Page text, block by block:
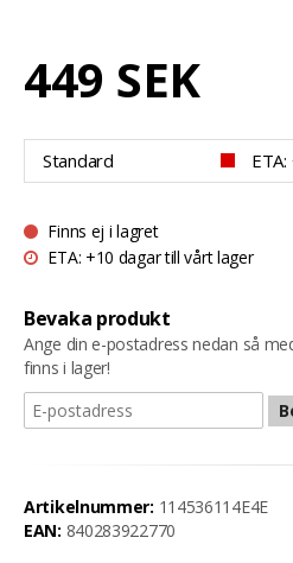
449 SEK
Standard
Finns ej i lagret
ETA: +10 dagar till vårt lager
Bevaka produkt
Ange din e-postadress nedan så
finns i lager!
Artikelnummer: 114536114E4E
EAN: 840283922770